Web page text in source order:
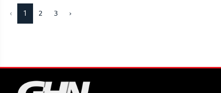
‹ 1 2 3 ›